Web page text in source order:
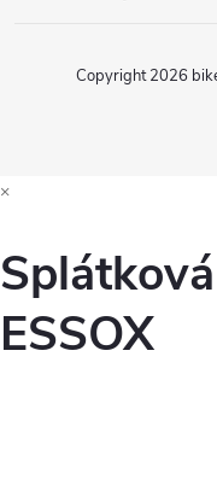
Copyright 2026
×
ESSOX